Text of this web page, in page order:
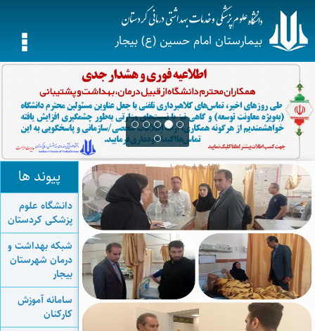
بیمارستان امام حسین (ع) بیجار
پیوند ها
دانشگاه علوم
پزشکی کردستان
شبکه بهداشت و
درمان شهرستان
بیجار
سامانه آموزش
کارکنان